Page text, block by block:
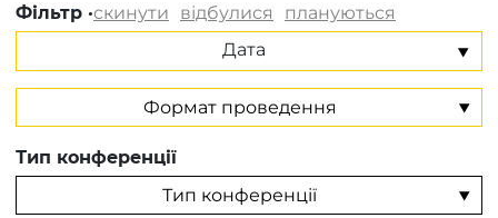
Фільтр ·скинути відбулися
плануються
Дата
Тип конференції